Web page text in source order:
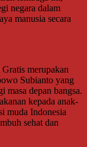
negara dalam
manusia secara
merupakan
Subianto yang
masa depan bangsa.
kepada anak-
muda Indonesia
sehat dan